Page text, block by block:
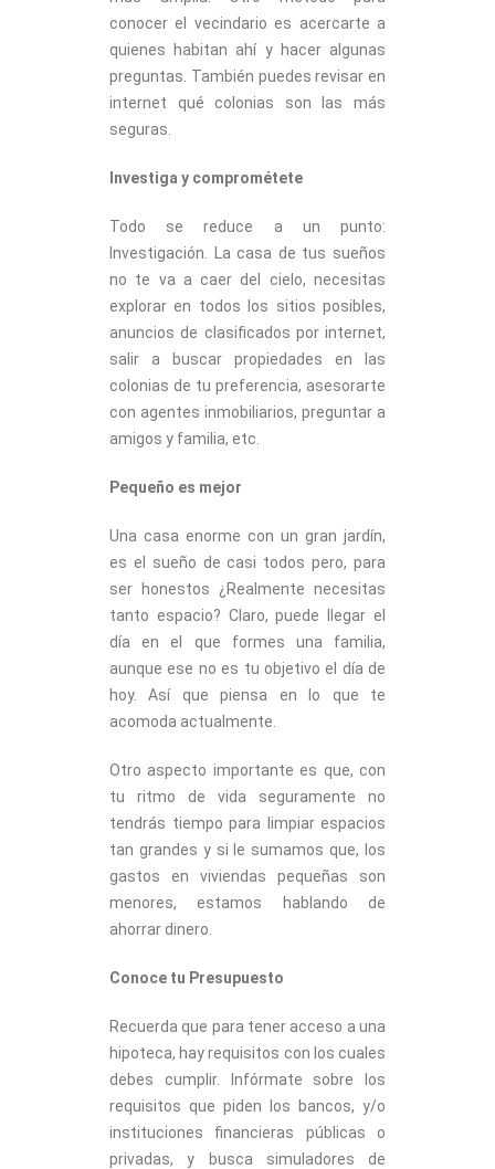
conocer el vecindario es acercarte a
quienes habitan ahí y hacer algunas
preguntas. También puedes revisar en
internet qué colonias son las más
seguras.
Investiga y comprométete
Todo se reduce a un punto:
Investigación. La casa de tus sueños
no te va a caer del cielo, necesitas
explorar en todos los sitios posibles,
anuncios de clasificados por internet,
salir a buscar propiedades en las
colonias de tu preferencia, asesorarte
con agentes inmobiliarios, preguntar a
amigos y familia, etc.
Pequeño es mejor
Una casa enorme con un gran jardín,
es el sueño de casi todos pero, para
ser honestos ¿Realmente necesitas
tanto espacio? Claro, puede llegar el
día en el que formes una familia,
aunque ese no es tu objetivo el día de
hoy. Así que piensa en lo que te
acomoda actualmente.
Otro aspecto importante es que, con
tu ritmo de vida seguramente no
tendrás tiempo para limpiar espacios
tan grandes y si le sumamos que, los
gastos en viviendas pequeñas son
menores, estamos hablando de
ahorrar dinero.
Conoce tu Presupuesto
Recuerda que para tener acceso a una
hipoteca, hay requisitos con los cuales
debes cumplir. Infórmate sobre los
requisitos que piden los bancos, y/o
instituciones financieras públicas o
privadas, y busca simuladores de